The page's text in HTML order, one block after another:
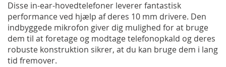
Disse in-ear-hovedtelefoner leverer fantastisk
performance ved hjælp af deres 10 mm drivere. Den
indbyggede mikrofon giver dig mulighed for at bruge
dem til at foretage og modtage telefonopkald og deres
robuste konstruktion sikrer, at du kan bruge dem i lang
tid fremover.